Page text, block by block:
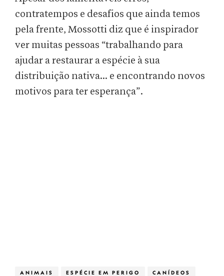
contratempos e desafios que ainda temos
pela frente, Mossotti diz que é inspirador
ver muitas pessoas “trabalhando para
ajudar a restaurar a espécie à sua
distribuição nativa... e encontrando novos
motivos para ter esperança”.
ANIMAIS ESPÉCIE EM PERIGO CANÍDEOS